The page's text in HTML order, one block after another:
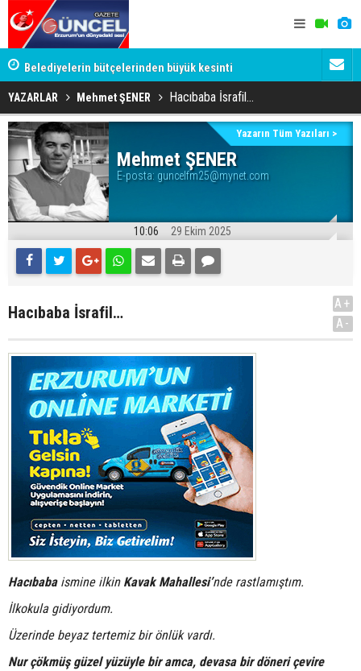
Belediyelerin bütçelerinden büyük kesinti
YAZARLAR Mehmet ŞENER Hacıbaba İsrafil…
Mehmet ŞENER
E-posta: guncelfm25@mynet.com
Yazarın Tüm Yazıları >
10:06 29 Ekim 2025
Hacıbaba İsrafil…
A+
A-
Hacıbabaismine ilkin Kavak Mahallesi’nde rastlamıştım.
İlkokula gidiyordum.
Üzerinde beyaz tertemiz bir önlük vardı.
Nur çökmüş güzel yüzüyle bir amca, devasa bir döneri çevire